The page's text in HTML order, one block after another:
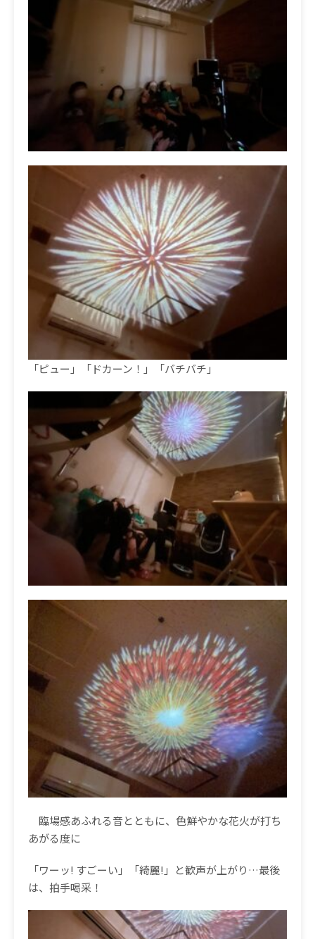
「ピュー」「ドカーン！」「バチバチ」
臨場感あふれる音とともに、色鮮やかな花火が打ち
あがる度に
「ワーッ! すごーい」「綺麗! 」と歓声が上がり …最後
は、拍手喝采！